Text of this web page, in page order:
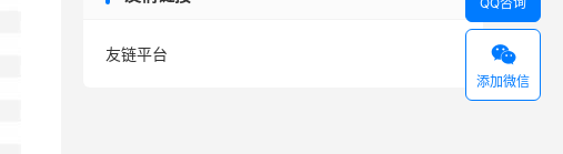
友链平台 
添加微信